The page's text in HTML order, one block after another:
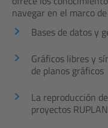
navegar en el marco
Bases de datos y
Gráficos libres y
de planos gráficos
La reproducción
proyectos RUPLAN